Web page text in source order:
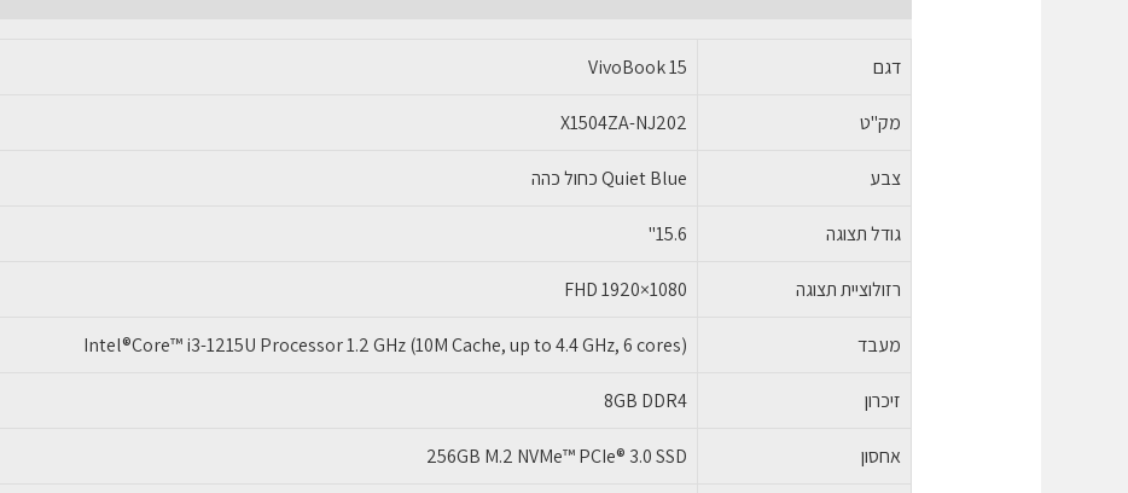
דגם VivoBook 15
מק"ט X1504ZA-NJ202
צבע Quiet Blue כחול כהה
גודל תצוגה 15.6"
רזולוציית תצוגה FHD 1920×1080
מעבד Intel®Core™ i3-1215U Processor 1.2 GHz (10M Cache, up to 4.4 GHz, 6 cores)
זיכרון 8GB DDR4
אחסון 256GB M.2 NVMe™ PCIe® 3.0 SSD